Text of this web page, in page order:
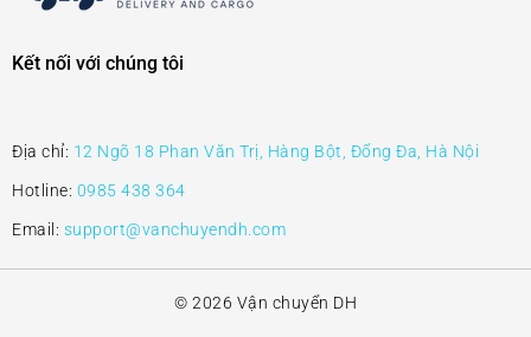
Kết nối với chúng tôi
Địa chỉ: 12 Ngõ 18 Phan Văn Trị, Hàng Bột, Đống Đa, Hà Nội
Hotline: 0985 438 364
Email: support@vanchuyendh.com
© 2026 Vận chuyển DH